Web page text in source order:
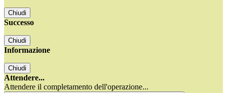
Chiudi
Successo
Chiudi
Informazione
Chiudi
Attendere...
Attendere il completamento dell'operazione...